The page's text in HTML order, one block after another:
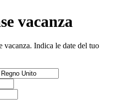
vacanza
vacanza. Indica le date del tuo